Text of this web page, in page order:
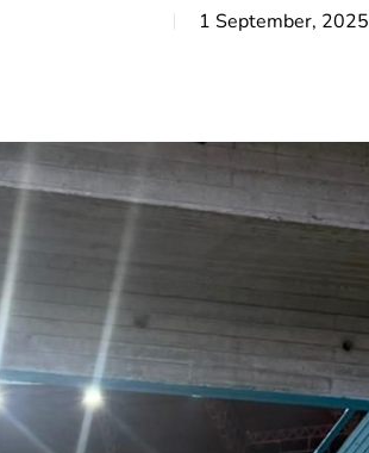
1 September, 2025